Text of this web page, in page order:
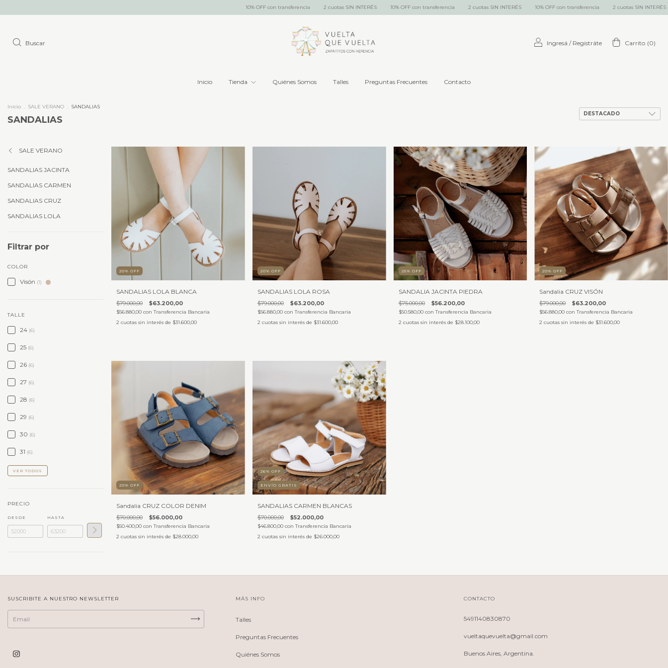
10% OFF con transferencia 2 cuotas SIN INTERÉS 10% OFF con transferencia 2 cuotas SIN INTERÉS 10% OFF con transferencia 2 cuotas SIN INTERÉS
Buscar Ingresá / Registráte Carrito (0)
Inicio Tienda Quiénes Somos Talles Preguntas Frecuentes Contacto
Inicio . SALE VERANO . SANDALIAS
SANDALIAS
SALE VERANO
SANDALIAS JACINTA
SANDALIAS CARMEN
SANDALIAS CRUZ
SANDALIAS LOLA
Filtrar por
COLOR
Visón (1)
TALLE
24 (6)
25 (6)
26 (6)
27 (6)
28 (6)
29 (6)
30 (6)
31 (6)
VER TODOS
PRECIO
DESDE HASTA
20% OFF
SANDALIAS LOLA BLANCA
$79.000,00 $63.200,00
$56.880,00 con Transferencia Bancaria
2 cuotas sin interés de $31.600,00
20% OFF
SANDALIAS LOLA ROSA
$79.000,00 $63.200,00
$56.880,00 con Transferencia Bancaria
2 cuotas sin interés de $31.600,00
25% OFF
SANDALIA JACINTA PIEDRA
$75.000,00 $56.200,00
$50.580,00 con Transferencia Bancaria
2 cuotas sin interés de $28.100,00
20%OFF
Sandalia CRUZ VISÓN
$79.000,00 $63.200,00
$56.880,00con Transferencia Bancaria
2 cuotas sin interés de $31.600,00
20% OFF
Sandalia CRUZ COLOR DENIM
$70.000,00 $56.000,00
$50.400,00 con Transferencia Bancaria
2 cuotas sin interés de $28.000,00
26% OFF
ENVÍO GRATIS
SANDALIAS CARMEN BLANCAS
$70.000,00 $52.000,00
$46.800,00 con Transferencia Bancaria
2 cuotas sin interés de $26.000,00
SUSCRIBITE A NUESTRO NEWSLETTER MÁS INFO
Talles
Preguntas Frecuentes
Quiénes Somos
CONTACTO
5491140830870
vueltaquevuelta@gmail.com
Buenos Aires, Argentina.